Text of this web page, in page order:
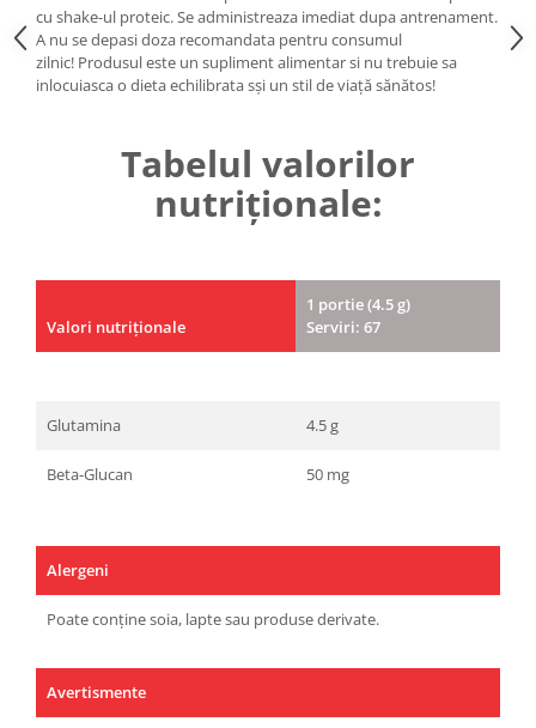
cu shake-ul proteic. Se administreaza imediat dupa antrenament.
A nu se depasi doza recomandata pentru consumul
zilnic! Produsul este un supliment alimentar si nu trebuie sa
inlocuiasca o dieta echilibrata sși un stil de viață sănătos!
Tabelul valorilor
nutriționale:
Valori nutriționale
1 portie (4.5 g)
Serviri: 67
Glutamina 4.5 g
Beta-Glucan 50 mg
Alergeni
Poate conține soia, lapte sau produse derivate.
Avertismente